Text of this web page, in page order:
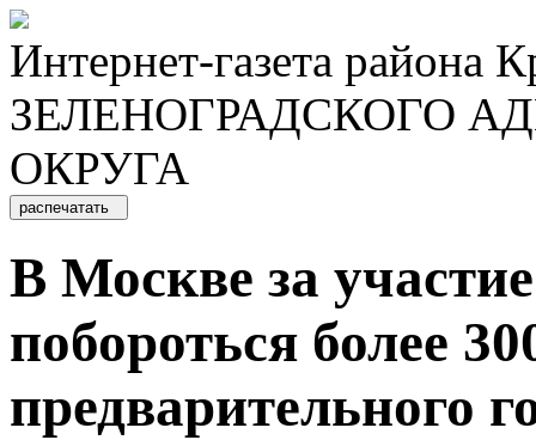
Интернет-газета района
ЗЕЛЕНОГРАДСКОГО
ОКРУГА
распечатать
В Москве за
побороться более
предварительного